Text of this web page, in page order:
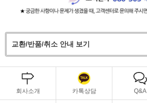
교환/반품/취소 안내 보기
회사소개 카톡상담 Q&A